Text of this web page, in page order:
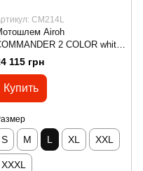
CM214L
Airoh
2 COLOR white
L
115 грн
Купить
S M L XL XXL
XXXL